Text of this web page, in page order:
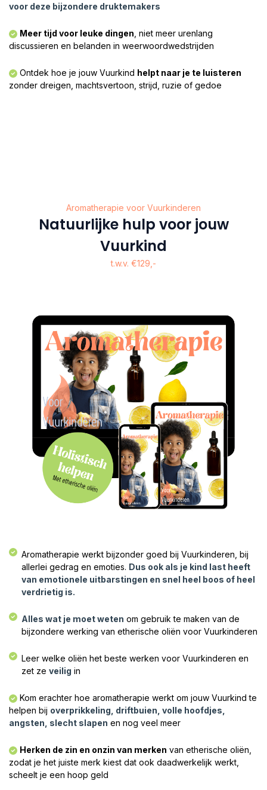
voor deze bijzondere druktemakers
Meer tijd voor leuke dingen , niet meer urenlang
discussieren en belanden in weerwoordwedstrijden​
Ontdek hoe je jouw Vuurkind helpt naar je te luisteren
zonder dreigen, machtsvertoon, strijd, ruzie of gedoe
Aromatherapie voor Vuurkinderen
Natuurlijke hulp voor jouw
Vuurkind​
t.w.v. €129,-
Aromatherapie werkt bijzonder goed bij Vuurkinderen, bij
allerlei gedrag en emoties. Dus ook als je kind last heeft
van emotionele uitbarstingen en snel heel boos of heel
verdrietig is.
Alles wat je moet weten om gebruik te maken van de
bijzondere werking van etherische oliën voor Vuurkinderen​
Leer welke oliën het beste werken voor Vuurkinderen en
zet ze veilig in​
Kom erachter hoe aromatherapie werkt om jouw Vuurkind te
helpen bij overprikkeling, driftbuien, volle hoofdjes,
angsten, slecht slapen en nog veel meer​
Herken de zin en onzin van merken van etherische oliën,
zodat je het juiste merk kiest dat ook daadwerkelijk werkt,
scheelt je een hoop geld​